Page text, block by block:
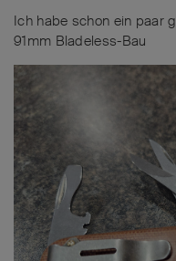
Ich habe schon ein paar
91mm Bladeless-Bau